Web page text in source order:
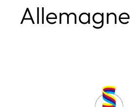
Allemagne